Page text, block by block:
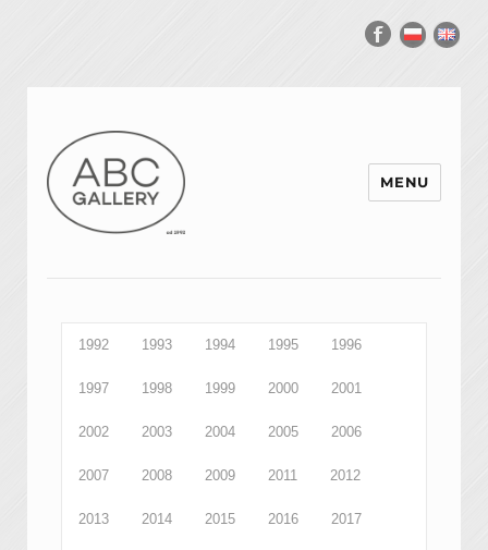
MENU
1992 1993 1994 1995 1996
1997 1998 1999 2000 2001
2002 2003 2004 2005 2006
2007 2008 2009 2011 2012
2013 2014 2015 2016 2017